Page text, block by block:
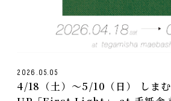
2026.05.05
4/18（土）〜5/10（日） しま